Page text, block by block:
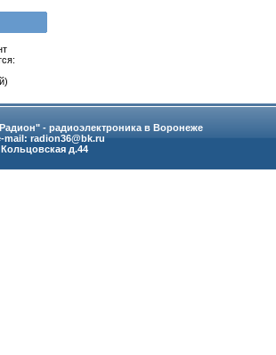
- радиоэлектроника в Воронеже
mail: radion36@bk.ru
д.44